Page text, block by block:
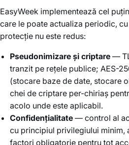
EasyWeek implementează cel
care le poate actualiza periodic,
protecție nu este redus:
Pseudonimizare și criptare —
tranzit pe rețele publice; AES-
(stocare baze de date, stocare
chei de criptare per-chiriaș
acolo unde este aplicabil.
Confidențialitate — control al
cu principiul privilegiului minim,
factori obligatorie pentru tot